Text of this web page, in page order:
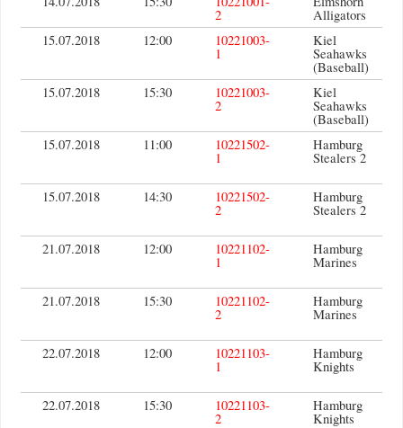
2
Alligators
15.07.2018
12:00 10221003-
1
Kiel
Seahawks
(Baseball)
15.07.2018
15:30 10221003-
2
Kiel
Seahawks
(Baseball)
15.07.2018
11:00 10221502-
1
Hamburg
Stealers 2
15.07.2018 14:30 10221502-
2
Hamburg
Stealers 2
21.07.2018 12:00 10221102-
1
Hamburg
Marines
21.07.2018 15:30 10221102-
2
Hamburg
Marines
22.07.2018 12:00 10221103-
1
Hamburg
Knights
22.07.2018 15:30 10221103-
2
Hamburg
Knights